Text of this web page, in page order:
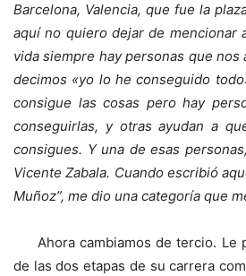
Barcelona, Valencia, que fue la
aquí no quiero dejar de mencionar
vida siempre hay personas que nos
decimos «yo lo he conseguido
consigue las cosas pero hay
conseguirlas, y otras ayudan a
consigues. Y una de esas
Vicente Zabala. Cuando escribió
Muñoz”, me dio una categoría que
Ahora cambiamos de tercio. Le
de las dos etapas de su carrera